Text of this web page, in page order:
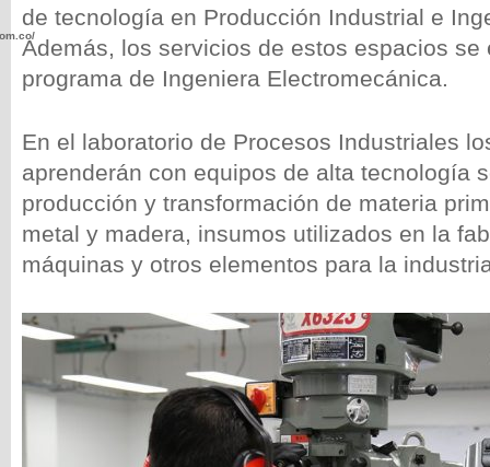
de tecnología en Producción Industrial e
Además, los servicios de estos espacios se
programa de Ingeniera Electromecánica.
En el laboratorio de Procesos Industriales
aprenderán con equipos de alta tecnología
producción y transformación de materia
metal y madera, insumos utilizados en la
máquinas y otros elementos para la
wp-
wp-